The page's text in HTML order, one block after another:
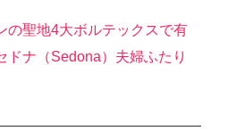
の聖地4大ボルテックスで有
ドナ（Sedona）夫婦ふたり